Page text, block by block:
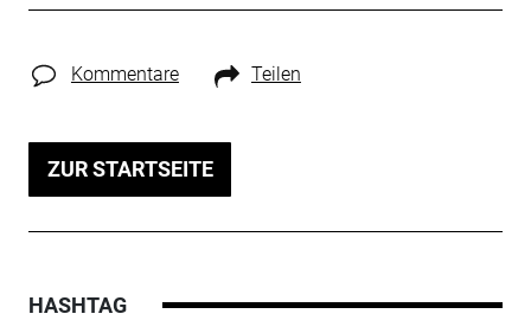
Kommentare Teilen
ZUR STARTSEITE
HASHTAG